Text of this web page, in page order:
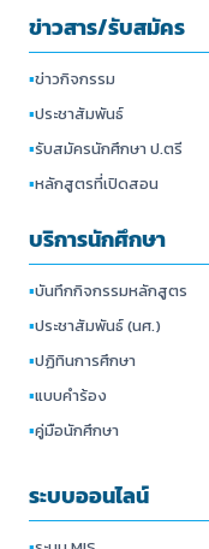
ข่าวสาร/รับสมัคร
▪ข่าวกิจกรรม
▪ประชาสัมพันธ์
▪รับสมัครนักศึกษา ป.ตรี
▪หลักสูตรที่เปิดสอน
บริการนักศึกษา
▪บันทึกกิจกรรมหลักสูตร
▪ประชาสัมพันธ์ (นศ.)
▪ปฏิทินการศึกษา
▪แบบคำร้อง
▪คู่มือนักศึกษา
ระบบออนไลน์